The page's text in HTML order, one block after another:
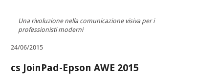
Una rivoluzione nella comunicazione visiva per i
professionisti moderni
24/06/2015
cs JoinPad-Epson AWE 2015